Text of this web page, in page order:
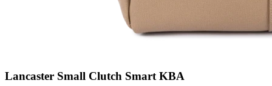
Lancaster Small Clutch Smart KBA